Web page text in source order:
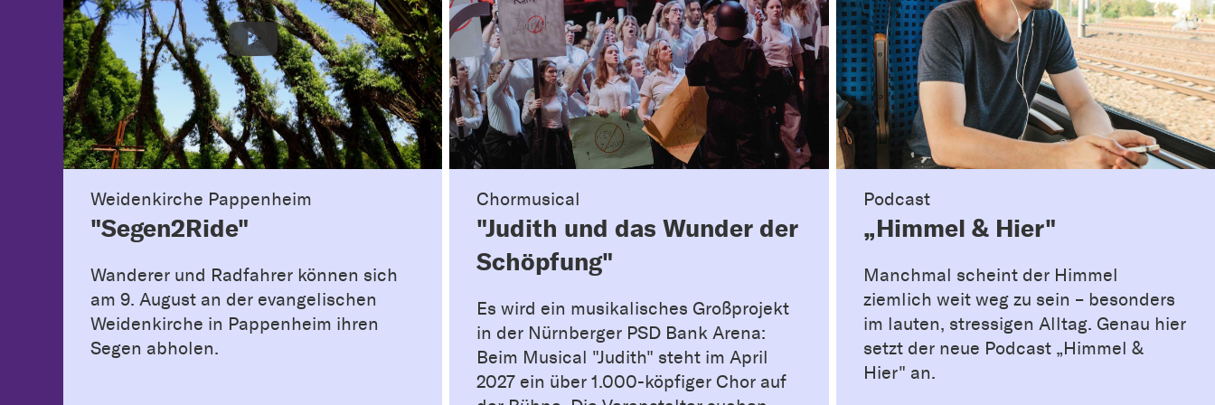
Weidenkirche Pappenheim
"Segen2Ride"
Wanderer und Radfahrer können sich
am 9. August an der evangelischen
Weidenkirche in Pappenheim ihren
Segen abholen.
Chormusical
"Judith und das Wunder der
Schöpfung"
Es wird ein musikalisches Großprojekt
in der Nürnberger PSD Bank Arena:
Beim Musical "Judith" steht im April
2027 ein über 1.000-köpfiger Chor auf
Podcast
„Himmel & Hier"
Manchmal scheint der Himmel
ziemlich weit weg zu sein – besonders
im lauten, stressigen Alltag. Genau hier
setzt der neue Podcast „Himmel &
Hier" an.